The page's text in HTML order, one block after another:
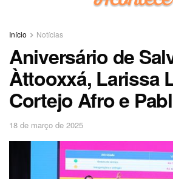
Início Notícias
Aniversário de
Àttooxxá, Larissa
Cortejo Afro e
18 de março de 2025